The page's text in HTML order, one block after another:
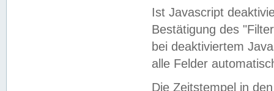
Ist Javascript
Bestätigung des
bei deaktiviertem
alle Felder
Die Zeitstempel in